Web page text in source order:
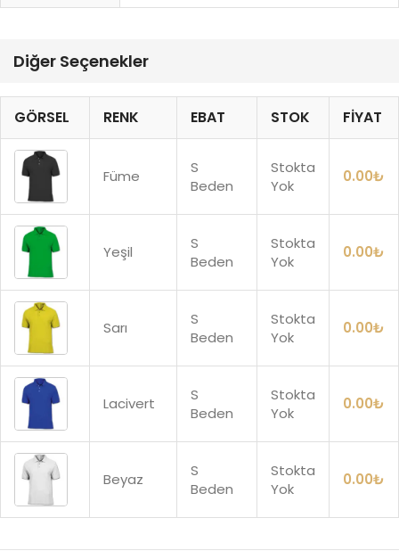
Diğer Seçenekler
GÖRSEL RENK EBAT STOK FIYAT
Füme
S
Beden
Stokta
Yok
0.00₺
Yeşil
S
Beden
Stokta
Yok
0.00₺
Sarı
S
Beden
Stokta
Yok
0.00₺
Lacivert
S
Beden
Stokta
Yok
0.00₺
Beyaz
S
Beden
Stokta
Yok
0.00₺